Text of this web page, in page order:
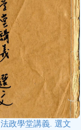
法政學堂講義. 選文